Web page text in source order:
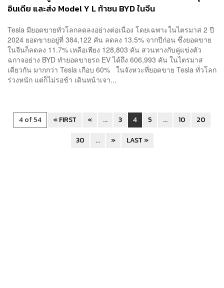
อินเดีย และส่ง Model Y L ท้าชน BYD ในจีน
Tesla มียอดขายทั่วโลกลดลงอย่างต่อเนื่อง โดยเฉพาะในไตรมาส 2 ปี
2024 ยอดขายอยู่ที่ 384,122 คัน ลดลง 13.5% จากปีก่อน ซึ่งยอดขาย
ในจีนก็ลดลง 11.7% เหลือเพียง 128,803 คัน สวนทางกับคู่แข่งตัว
ฉกาจอย่าง BYD ทำยอดขายรถ EV ได้ถึง 606,993 คัน ในไตรมาส
เดียวกัน มากกว่า Tesla เกือบ 60% ในจังหวะที่ยอดขาย Tesla ทั่วโลก
ร่วงหนัก แต่ก็ไม่รอช้า เดินหน้าเจา...
4 of 54 « FIRST « ... 3 4 5 ... 10
20
30
... » LAST »